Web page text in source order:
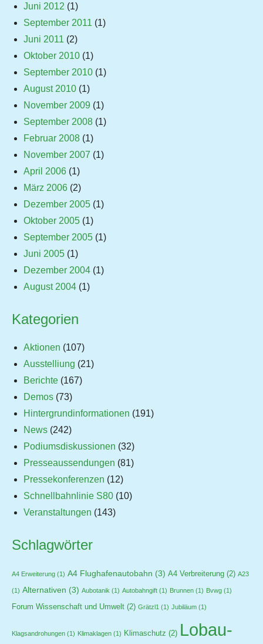
Juni 2012 (1)
September 2011 (1)
Juni 2011 (2)
Oktober 2010 (1)
September 2010 (1)
August 2010 (1)
November 2009 (1)
September 2008 (1)
Februar 2008 (1)
November 2007 (1)
April 2006 (1)
März 2006 (2)
Dezember 2005 (1)
Oktober 2005 (1)
September 2005 (1)
Juni 2005 (1)
Dezember 2004 (1)
August 2004 (1)
Kategorien
Aktionen (107)
Ausstelliung (21)
Berichte (167)
Demos (73)
Hintergrundinformationen (191)
News (242)
Podiumsdiskussionen (32)
Presseaussendungen (81)
Pressekonferenzen (12)
Schnellbahnlinie S80 (10)
Veranstaltungen (143)
Schlagwörter
A4 Erweiterung (1) A4 Flughafenautobahn (3) A4 Verbreiterung (2) A23
(1) Alternativen (3) Aubotanik (1) Autobahngift (1) Brunnen (1) Bvwg (1)
Forum Wissenschaft und Umwelt (2) Grätzl1 (1) Jubiläum (1)
Klagsandrohungen (1) Klimaklagen (1) Klimaschutz (2) Lobau-